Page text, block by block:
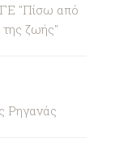
"Πίσω από
της ζωής"
Ρηγανάς